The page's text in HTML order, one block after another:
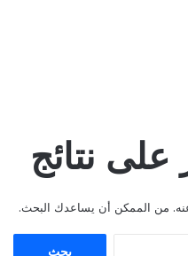
على نتائج
عنه. من الممكن أن يساعدك البحث.